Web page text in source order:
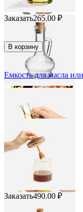
Заказать265.00 ₽
В корзину
Емкость для масла
Заказать490.00 ₽